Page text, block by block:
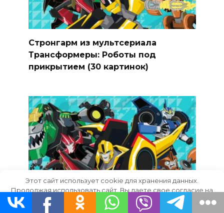
Стронгарм из мультсериала
Трансформеры: Роботы под
прикрытием (30 картинок)
Этот сайт использует cookie для хранения данных.
Продолжая использовать сайт, Вы даете свое согласие на
работу с этими файлами.
OK